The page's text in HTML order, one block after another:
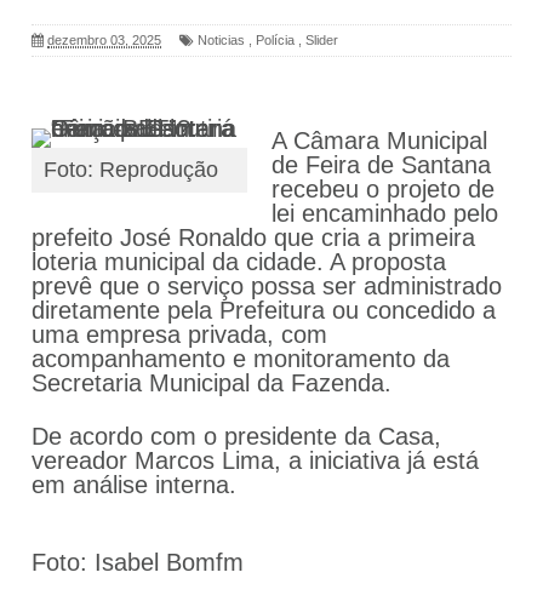
dezembro 03, 2025 Noticias Polícia Slider
Foto: Reprodução
A Câmara Municipal
de Feira de Santana
recebeu o projeto de
lei encaminhado pelo
prefeito José Ronaldo que cria a primeira
loteria municipal da cidade. A proposta
prevê que o serviço possa ser administrado
diretamente pela Prefeitura ou concedido a
uma empresa privada, com
acompanhamento e monitoramento da
Secretaria Municipal da Fazenda.
De acordo com o presidente da Casa,
vereador Marcos Lima, a iniciativa já está
em análise interna.
Foto: Isabel Bomfm